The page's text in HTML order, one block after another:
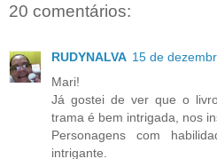
20 comentários:
RUDYNALVA 15 de
Mari!
Já gostei de ver que o
trama é bem intrigada, nos
Personagens com
intrigante.